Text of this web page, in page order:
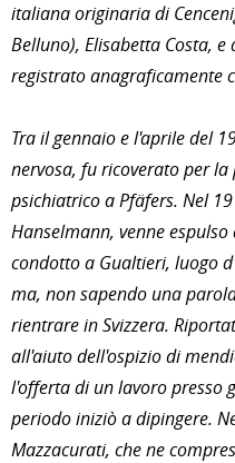
italiana originaria di
Belluno), Elisabetta Costa,
registrato anagraficamente
Tra il gennaio e l'aprile del
nervosa, fu ricoverato per
psichiatrico a Pfäfers. Nel
Hanselmann, venne
condotto a Gualtieri, luogo
ma, non sapendo una
rientrare in Svizzera.
all'aiuto dell'ospizio di
l'offerta di un lavoro presso
periodo iniziò a dipingere.
Mazzacurati, che ne